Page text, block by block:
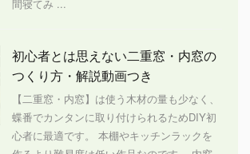
間寝てみ ...
初心者とは思えない二重窓・内窓の
つくり方・解説動画つき
【二重窓・内窓】は使う木材の量も少なく、
蝶番でカンタンに取り付けられるためDIY初
心者に最適です。 本棚やキッチンラックを